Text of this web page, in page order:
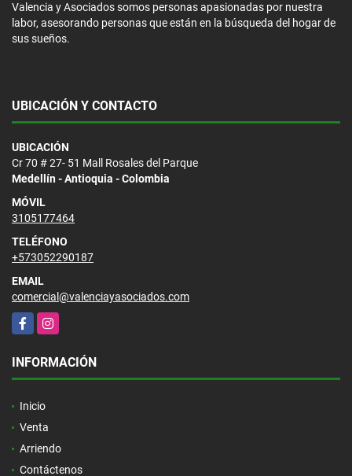
Valencia y Asociados somos personas apasionadas por nuestra
labor, asesorando personas que están en la búsqueda del hogar de
sus sueños.
UBICACIÓN Y CONTACTO
UBICACIÓN
Cr 70 # 27- 51 Mall Rosales del Parque
Medellín - Antioquia - Colombia
MÓVIL
3105177464
TELÉFONO
+573052290187
EMAIL
comercial@valenciayasociados.com
FacebookInstagram
INFORMACIÓN
Inicio
Venta
Arriendo
Contáctenos